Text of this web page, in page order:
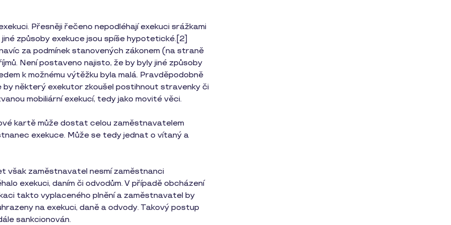
Přesněji řečeno nepodléhají exekuci srážkami
způsoby exekuce jsou spíše hypotetické.[2]
za podmínek stanovených zákonem (na straně
Není postaveno najisto, že by byly jiné způsoby
k možnému výtěžku byla malá. Pravděpodobně
některý exekutor zkoušel postihnout stravenky či
mobiliární exekucí, tedy jako movité věci.
kartě může dostat celou zaměstnavatelem
exekuce. Může se tedy jednat o vítaný a
zaměstnavatel nesmí zaměstnanci
exekuci, daním či odvodům. V případě obcházení
takto vyplaceného plnění a zaměstnavatel by
na exekuci, daně a odvody. Takový postup
sankcionován.